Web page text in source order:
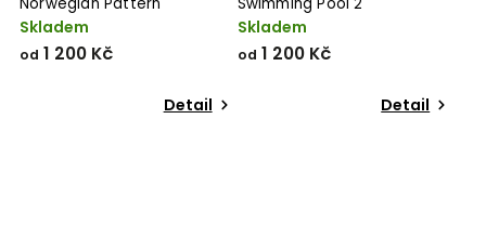
Skladem
od 1 200 Kč
Detail
Skladem
od 1 200 Kč
Detail